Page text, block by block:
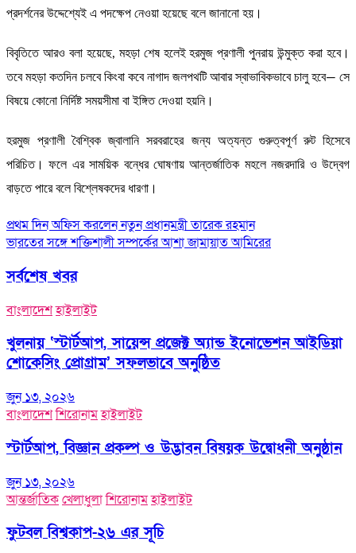
প্রদর্শনের উদ্দেশ্যেই এ পদক্ষেপ নেওয়া হয়েছে বলে জানানো হয়।
বিবৃতিতে আরও বলা হয়েছে, মহড়া শেষ হলেই হরমুজ প্রণালী পুনরায় উন্মুক্ত করা হবে।
তবে মহড়া কতদিন চলবে কিংবা কবে নাগাদ জলপথটি আবার স্বাভাবিকভাবে চালু হবে— সে
বিষয়ে কোনো নির্দিষ্ট সময়সীমা বা ইঙ্গিত দেওয়া হয়নি।
হরমুজ প্রণালী বৈশ্বিক জ্বালানি সরবরাহের জন্য অত্যন্ত গুরুত্বপূর্ণ রুট হিসেবে
পরিচিত। ফলে এর সাময়িক বন্ধের ঘোষণায় আন্তর্জাতিক মহলে নজরদারি ও উদ্বেগ
বাড়তে পারে বলে বিশ্লেষকদের ধারণা।
Post
navigation
প্রথম দিন অফিস করলেন নতুন প্রধানমন্ত্রী তারেক রহমান
ভারতের সঙ্গে শক্তিশালী সম্পর্কের আশা জামায়াত আমিরের
সর্বশেষ খবর
বাংলাদেশহাইলাইট
খুলনায় ‘স্টার্টআপ, সায়েন্স প্রজেক্ট অ্যান্ড ইনোভেশন আইডিয়া
শোকেসিং প্রোগ্রাম’ সফলভাবে অনুষ্ঠিত
জুন ১৩, ২০২৬
বাংলাদেশশিরোনামহাইলাইট
স্টার্টআপ, বিজ্ঞান প্রকল্প ও উদ্ভাবন বিষয়ক উদ্বোধনী অনুষ্ঠান
জুন ১৩, ২০২৬
আন্তর্জাতিকখেলাধুলাশিরোনামহাইলাইট
ফুটবল বিশ্বকাপ-২৬ এর সূচি